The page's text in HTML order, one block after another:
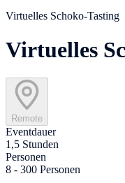
Virtuelles Schoko-Tasting
Virtuelles
Remote
Eventdauer
1,5 Stunden
Personen
8 - 300 Personen